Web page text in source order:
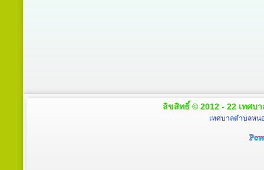
ลิขสิทธิ์ © 2012 - 22 เทศบ
เทศบาลตำบลหน